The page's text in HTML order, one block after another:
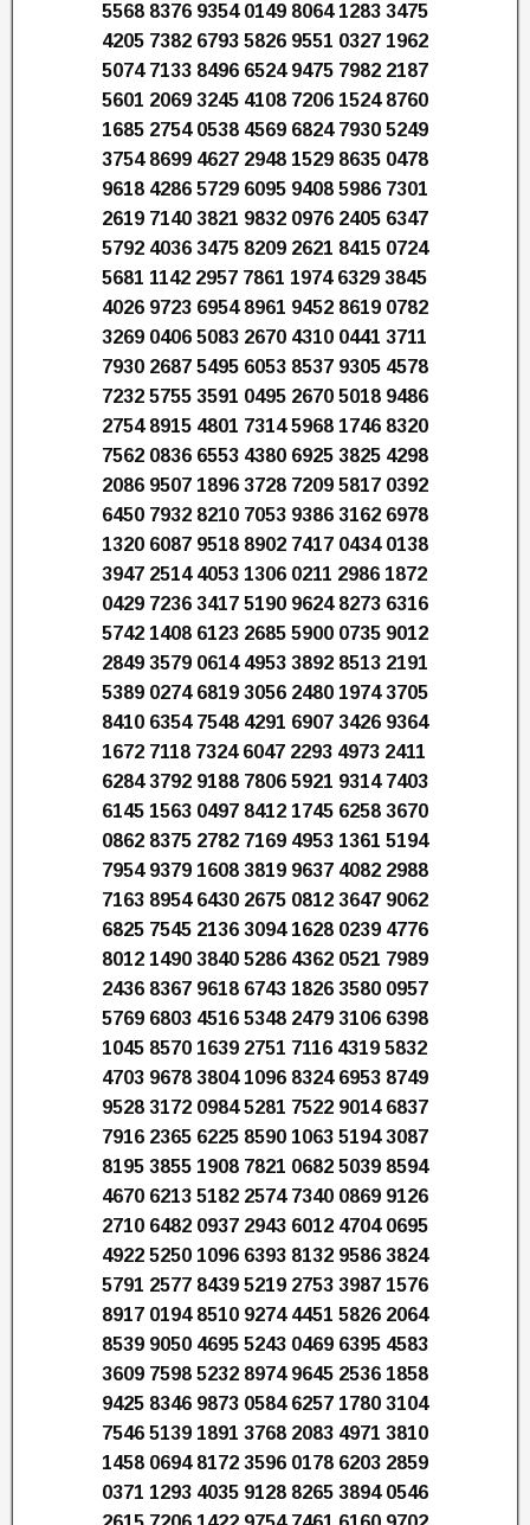
5568 8376 9354 0149 8064 1283 3475
4205 7382 6793 5826 9551 0327 1962
5074 7133 8496 6524 9475 7982 2187
5601 2069 3245 4108 7206 1524 8760
1685 2754 0538 4569 6824 7930 5249
3754 8699 4627 2948 1529 8635 0478
9618 4286 5729 6095 9408 5986 7301
2619 7140 3821 9832 0976 2405 6347
5792 4036 3475 8209 2621 8415 0724
5681 1142 2957 7861 1974 6329 3845
4026 9723 6954 8961 9452 8619 0782
3269 0406 5083 2670 4310 0441 3711
7930 2687 5495 6053 8537 9305 4578
7232 5755 3591 0495 2670 5018 9486
2754 8915 4801 7314 5968 1746 8320
7562 0836 6553 4380 6925 3825 4298
2086 9507 1896 3728 7209 5817 0392
6450 7932 8210 7053 9386 3162 6978
1320 6087 9518 8902 7417 0434 0138
3947 2514 4053 1306 0211 2986 1872
0429 7236 3417 5190 9624 8273 6316
5742 1408 6123 2685 5900 0735 9012
2849 3579 0614 4953 3892 8513 2191
5389 0274 6819 3056 2480 1974 3705
8410 6354 7548 4291 6907 3426 9364
1672 7118 7324 6047 2293 4973 2411
6284 3792 9188 7806 5921 9314 7403
6145 1563 0497 8412 1745 6258 3670
0862 8375 2782 7169 4953 1361 5194
7954 9379 1608 3819 9637 4082 2988
7163 8954 6430 2675 0812 3647 9062
6825 7545 2136 3094 1628 0239 4776
8012 1490 3840 5286 4362 0521 7989
2436 8367 9618 6743 1826 3580 0957
5769 6803 4516 5348 2479 3106 6398
1045 8570 1639 2751 7116 4319 5832
4703 9678 3804 1096 8324 6953 8749
9528 3172 0984 5281 7522 9014 6837
7916 2365 6225 8590 1063 5194 3087
8195 3855 1908 7821 0682 5039 8594
4670 6213 5182 2574 7340 0869 9126
2710 6482 0937 2943 6012 4704 0695
4922 5250 1096 6393 8132 9586 3824
5791 2577 8439 5219 2753 3987 1576
8917 0194 8510 9274 4451 5826 2064
8539 9050 4695 5243 0469 6395 4583
3609 7598 5232 8974 9645 2536 1858
9425 8346 9873 0584 6257 1780 3104
7546 5139 1891 3768 2083 4971 3810
1458 0694 8172 3596 0178 6203 2859
0371 1293 4035 9128 8265 3894 0546